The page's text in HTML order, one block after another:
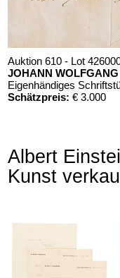
Auktion 610 - Lot
JOHANN
Eigenhändiges
Schätzpreis: € 3.000
Albert
Kunst